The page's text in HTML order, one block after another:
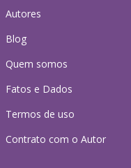
Autores
Blog
Quem somos
Fatos e Dados
Termos de uso
Contrato com o Autor